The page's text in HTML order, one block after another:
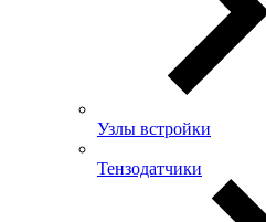
Узлы встройки
Тензодатчики